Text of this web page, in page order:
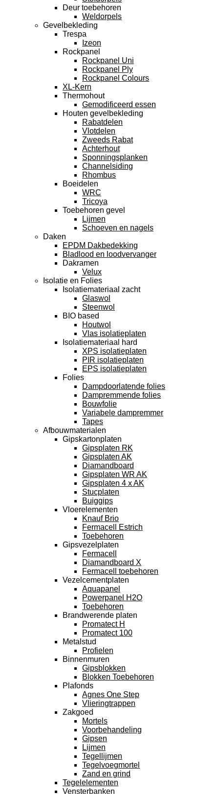
Deur toebehoren
Weldorpels
Gevelbekleding
Trespa
Izeon
Rockpanel
Rockpanel Uni
Rockpanel Ply
Rockpanel Colours
XL-Kern
Thermohout
Gemodificeerd essen
Houten gevelbekleding
Rabatdelen
Vlotdelen
Zweeds Rabat
Achterhout
Sponningsplanken
Channelsiding
Rhombus
Boeidelen
WRC
Tricoya
Toebehoren gevel
Lijmen
Schoeven en nagels
Daken
EPDM Dakbedekking
Bladlood en loodvervanger
Dakramen
Velux
Isolatie en Folies
Isolatiemateriaal zacht
Glaswol
Steenwol
BIO based
Houtwol
Vlas isolatieplaten
Isolatiemateriaal hard
XPS isolatieplaten
PIR isolatieplaten
EPS isolatieplaten
Folies
Dampdoorlatende folies
Dampremmende folies
Bouwfolie
Variabele dampremmer
Tapes
Afbouwmaterialen
Gipskartonplaten
Gipsplaten RK
Gipsplaten AK
Diamandboard
Gipsplaten WR AK
Gipsplaten 4 x AK
Stucplaten
Buiggips
Vloerelementen
Knauf Brio
Fermacell Estrich
Toebehoren
Gipsvezelplaten
Fermacell
Diamandboard X
Fermacell toebehoren
Vezelcementplaten
Aquapanel
Powerpanel H2O
Toebehoren
Brandwerende platen
Promatect H
Promatect 100
Metalstud
Profielen
Binnenmuren
Gipsblokken
Blokken Toebehoren
Plafonds
Agnes One Step
Vlieringtrappen
Zakgoed
Mortels
Voorbehandeling
Gipsen
Lijmen
Tegellijmen
Tegelvoegmortel
Zand en grind
Tegelelementen
Vensterbanken